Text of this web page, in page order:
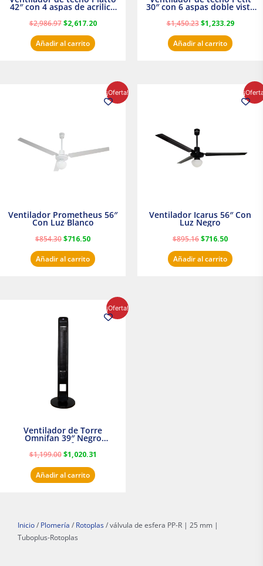
42″ con 4 aspas de acrilico
transparente
$2,986.97 $2,617.20
Añadir al carrito
30″ con 6 aspas doble vista
Satinado Masterfan
$1,450.23 $1,233.29
Añadir al carrito
¡Oferta!
Ventilador Prometheus 56″
Con Luz Blanco
$854.30$716.50
precio
actual
Añadir al carrito
Ventilador Icarus 56″ Con
Luz Negro
$895.16$716.50
precio
actual
Añadir al carrito
¡Oferta!
Ventilador de Torre
Omnifan 39″ Negro
Masterfan
$1,199.00
original
era:
$1,020.31
precio
actual
Añadir al carrito
Inicio / Plomería / Rotoplas / válvula de esfera PP-R | 25 mm |
Tuboplus-Rotoplas